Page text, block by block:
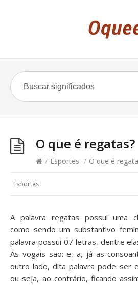
O que é regatas?
/ Esportes / O que é
Esportes
A palavra regatas possui uma
como sendo um substantivo
palavra possui 07 letras, dentre
As vogais são: e, a, já as
outro lado, dita palavra pode ser
ou seja, ao contrário, ficando